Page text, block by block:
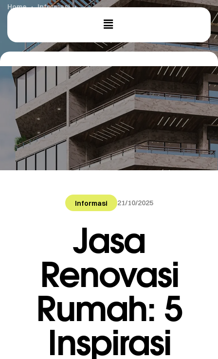
Home
Informasi
Jasa Renovasi Rumah: 5 Inspirasi Desain Carport Modern
yang Menyatu dengan Fasad Rumah
Informasi 21/10/2025
Jasa
Renovasi
Rumah: 5
Inspirasi